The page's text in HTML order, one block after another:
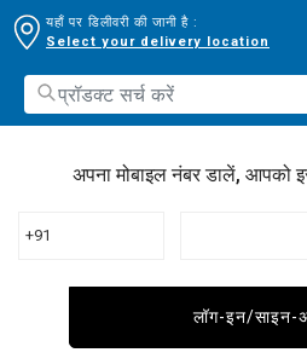
यहाँ पर डिलीवरी की जानी है :
Select your delivery location
अपना मोबाइल नंबर डालें, आपको
+91
लॉग-इन/साइन-